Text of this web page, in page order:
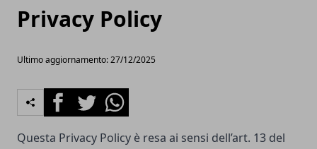
Privacy Policy
Ultimo aggiornamento: 27/12/2025
FacebookTwitterWhatsapp
Questa Privacy Policy è resa ai sensi dell’art. 13 del